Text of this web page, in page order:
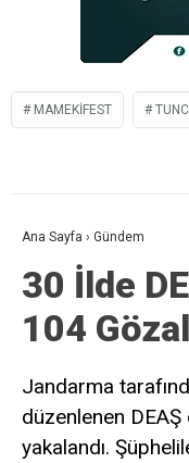
MAMEKIFEST
Ana Sayfa › Gündem
30 İlde
104
Jandarma
düzenlenen
yakalandı.